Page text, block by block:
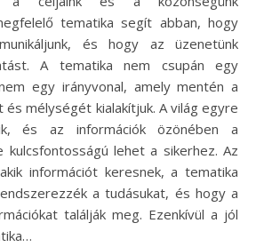
tematika segít abban, hogy
és hogy az üzenetünk
A tematika nem csupán egy
egy irányvonal, amely mentén a
mélységét kialakítjuk. A világ egyre
és az információk özönében a
lehet a sikerhez. Az
információt keresnek, a tematika
a tudásukat, és hogy a
találják meg. Ezenkívül a jól